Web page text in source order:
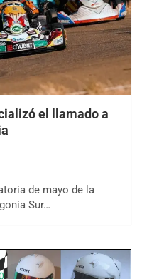
el llamado a
de mayo de la
Sur…